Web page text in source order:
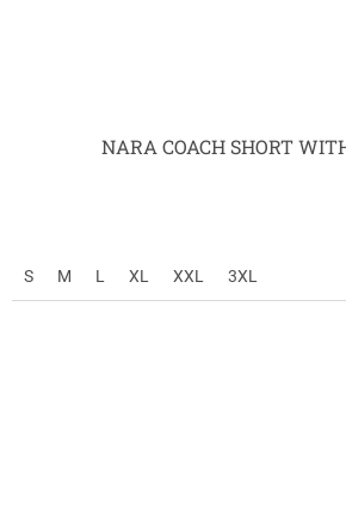
NARA COACH SHORT
S M L XL XXL 3XL